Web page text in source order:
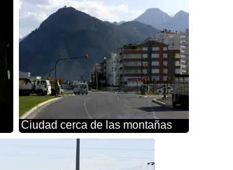
Ciudad cerca de las montañas